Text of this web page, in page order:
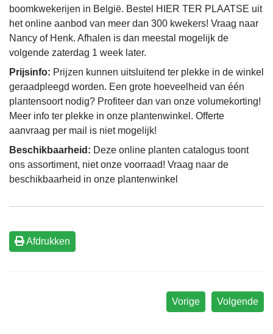
boomkwekerijen in België. Bestel HIER TER PLAATSE uit
het online aanbod van meer dan 300 kwekers! Vraag naar
Nancy of Henk. Afhalen is dan meestal mogelijk de
volgende zaterdag 1 week later.
Prijsinfo: Prijzen kunnen uitsluitend ter plekke in de winkel
geraadpleegd worden. Een grote hoeveelheid van één
plantensoort nodig? Profiteer dan van onze volumekorting!
Meer info ter plekke in onze plantenwinkel. Offerte
aanvraag per mail is niet mogelijk!
Beschikbaarheid: Deze online planten catalogus toont
ons assortiment, niet onze voorraad! Vraag naar de
beschikbaarheid in onze plantenwinkel
Afdrukken
Volgende
Vorige